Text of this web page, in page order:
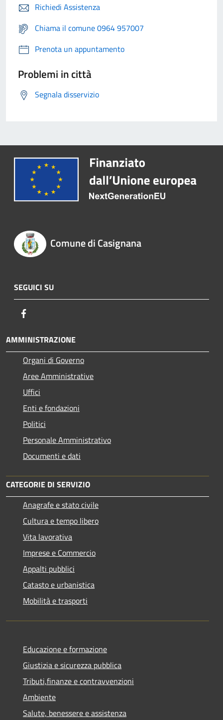
Richiedi Assistenza
Chiama il comune 0964 957007
Prenota un appuntamento
Problemi in città
Segnala disservizio
Comune di Casignana
SEGUICI SU
AMMINISTRAZIONE
Organi di Governo
Aree Amministrative
Uffici
Enti e fondazioni
Politici
Personale Amministrativo
Documenti e dati
CATEGORIE DI SERVIZIO
Anagrafe e stato civile
Cultura e tempo libero
Vita lavorativa
Imprese e Commercio
Appalti pubblici
Catasto e urbanistica
Mobilità e trasporti
Educazione e formazione
Giustizia e sicurezza pubblica
Tributi,finanze e contravvenzioni
Ambiente
Salute, benessere e assistenza